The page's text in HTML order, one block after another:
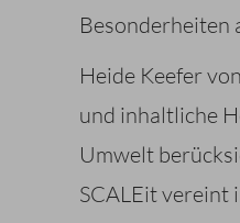
Besonderheiten
Heide Keefer
und inhaltliche
Umwelt
SCALEit vereint